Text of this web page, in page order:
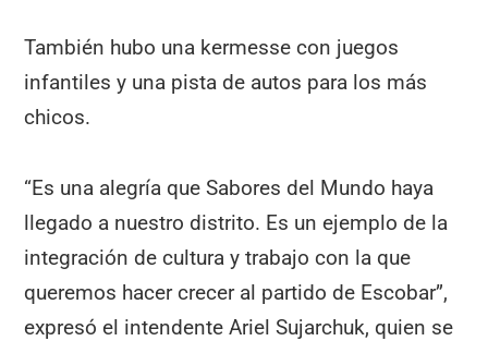
También hubo una kermesse con juegos
infantiles y una pista de autos para los más
chicos.
“Es una alegría que Sabores del Mundo haya
llegado a nuestro distrito. Es un ejemplo de la
integración de cultura y trabajo con la que
queremos hacer crecer al partido de Escobar”,
expresó el intendente Ariel Sujarchuk, quien se